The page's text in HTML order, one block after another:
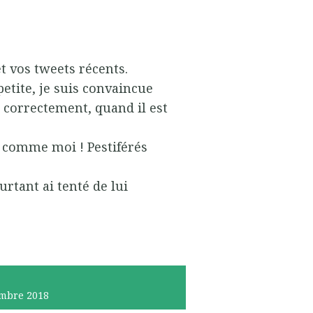
vos tweets récents.
je suis convaincue
quand il est
moi ! Pestiférés
ai tenté de lui
2018